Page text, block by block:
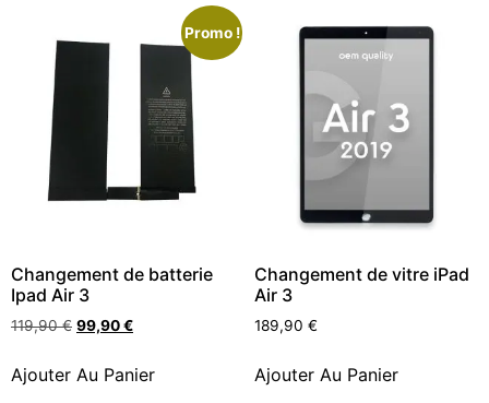
Promo !
Changement de batterie
Ipad Air 3
119,90€ 99,90€
Ajouter Au Panier
Changement de vitre iPad
Air 3
189,90 €
Ajouter Au Panier